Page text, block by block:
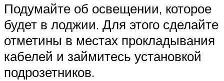
Подумайте об освещении, которое
будет в лоджии. Для этого сделайте
отметины в местах прокладывания
кабелей и займитесь установкой
подрозетников.